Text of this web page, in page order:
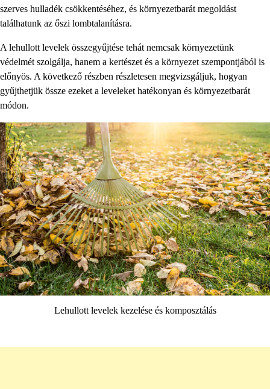
szerves hulladék csökkentéséhez, és környezetbarát megoldást
találhatunk az őszi lombtalanításra.
A lehullott levelek összegyűjtése tehát nemcsak környezetünk
védelmét szolgálja, hanem a kertészet és a környezet szempontjából is
előnyös. A következő részben részletesen megvizsgáljuk, hogyan
gyűjthetjük össze ezeket a leveleket hatékonyan és környezetbarát
módon.
Lehullott levelek kezelése és komposztálás